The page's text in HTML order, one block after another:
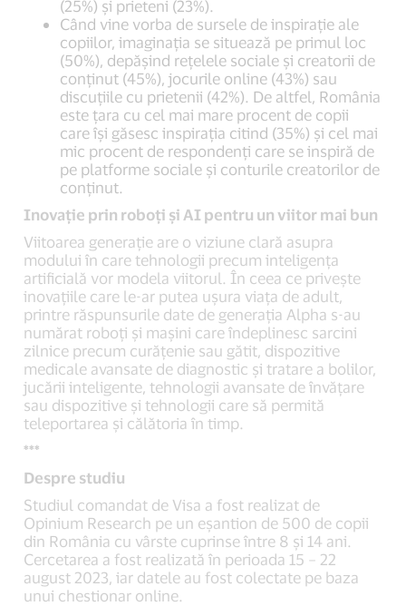
(25%) și prieteni (23%).
Când vine vorba de sursele de inspirație ale
copiilor, imaginația se situează pe primul loc
(50%), depășind rețelele sociale și creatorii de
conținut (45%), jocurile online (43%) sau
discuțiile cu prietenii (42%). De altfel, România
este țara cu cel mai mare procent de copii
care își găsesc inspirația citind (35%) și cel mai
mic procent de respondenți care se inspiră de
pe platforme sociale și conturile creatorilor de
conținut.
Inovație prin roboți și AI pentru un viitor mai bun
Viitoarea generație are o viziune clară asupra
modului în care tehnologii precum inteligența
artificială vor modela viitorul. În ceea ce privește
inovațiile care le-ar putea ușura viața de adult,
printre răspunsurile date de generația Alpha s-au
numărat roboți și mașini care îndeplinesc sarcini
zilnice precum curățenie sau gătit, dispozitive
medicale avansate de diagnostic și tratare a bolilor,
jucării inteligente, tehnologii avansate de învățare
sau dispozitive și tehnologii care să permită
teleportarea și călătoria în timp.
***
Despre studiu
Studiul comandat de Visa a fost realizat de
Opinium Research pe un eșantion de 500 de copii
din România cu vârste cuprinse între 8 și 14 ani.
Cercetarea a fost realizată în perioada 15 – 22
august 2023, iar datele au fost colectate pe baza
unui chestionar online.